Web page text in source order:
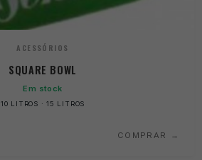
ACESSÓRIOS
SQUARE BOWL
Em stock
10 LITROS · 15 LITROS
COMPRAR